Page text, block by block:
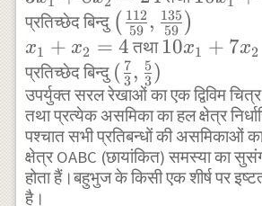
x_{2}=3 \\ \text {
when } x_{2}=0
\text { then }
x_{1}=8 \\ (0,3),
\quad (8,0) \\
\frac{x_{1}}
{\frac{7}
{2}}+\frac{x_{2}}
{5}) \\ 3
x_{1}+8
x_{2}=24
प्रतिच्छेद बिन्दु \left(\frac{112}
{59},
\frac{135}
{59}\right) \\
( 59
112, 59
135 )
x1 + x2 = 4 तथा 10
x_{2}=35
10x1 + 7x2
प्रतिच्छेद बिन्दु (\frac{7}
{3},\frac{5}
{3})
( 3
7, 3
5 )
उपर्युक्त सरल रेखाओं का एक द्विविम
तथा प्रत्येक असमिका का हल क्षेत्र
पश्चात सभी प्रतिबन्धों की असमिकाओं
क्षेत्र OABC (छायांकित) समस्या का
होता हैं।बहुभुज के किसी एक शीर्ष पर
है।